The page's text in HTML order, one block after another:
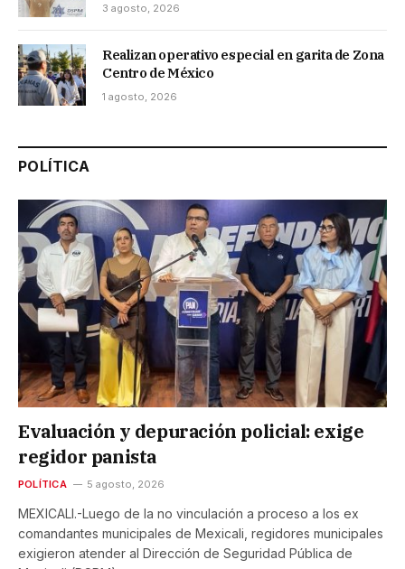
3 agosto, 2026
Realizan operativo especial en garita de Zona
Centro de México
1 agosto, 2026
POLÍTICA
Evaluación y depuración policial: exige
regidor panista
POLÍTICA 5 agosto, 2026
MEXICALI.-Luego de la no vinculación a proceso a los ex
comandantes municipales de Mexicali, regidores municipales
exigieron atender al Dirección de Seguridad Pública de